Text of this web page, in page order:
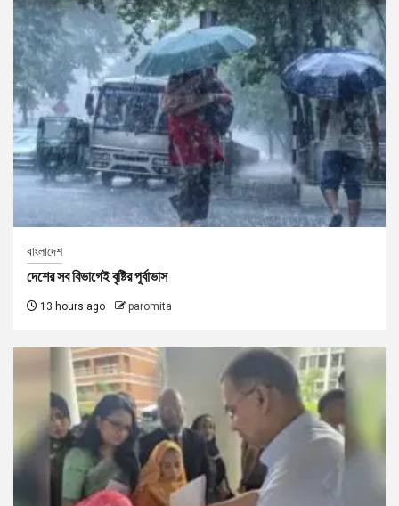
বাংলাদেশ
দেশের সব বিভাগেই বৃষ্টির পূর্বাভাস
13 hours ago paromita